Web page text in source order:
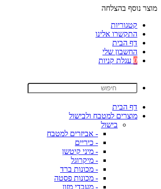
מוצר נוסף בהצלחה
קטגוריות
התקשרו אלינו
דף הבית
החשבון שלי
0 עגלת קניות
דף הבית
מוצרים למטבח ולבישול
בישול
- אביזרים למטבח
- כיריים
- מיני קיטשן
- מיקרוגל
- מכונות ברד
- מכונות פסטה
- מעבדי מזון